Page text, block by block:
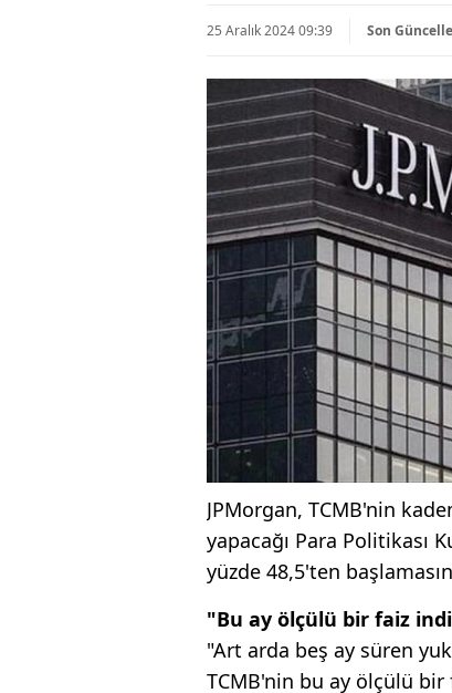
25 Aralık 2024 09:39 Son
JPMorgan, TCMB'nin
yapacağı Para Politikası
yüzde 48,5'ten
"Bu ay ölçülü bir faiz
"Art arda beş ay süren
TCMB'nin bu ay ölçülü